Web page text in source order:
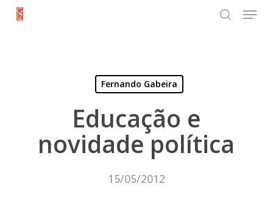
Skip
Menu
Fernando Gabeira
Educação e
novidade política
15/05/2012